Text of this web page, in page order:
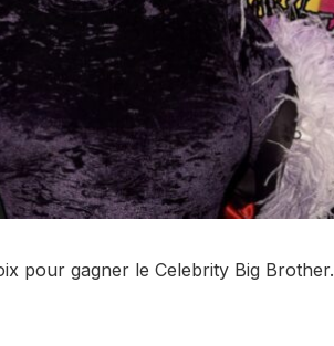
pour gagner le Celebrity Big Brother.